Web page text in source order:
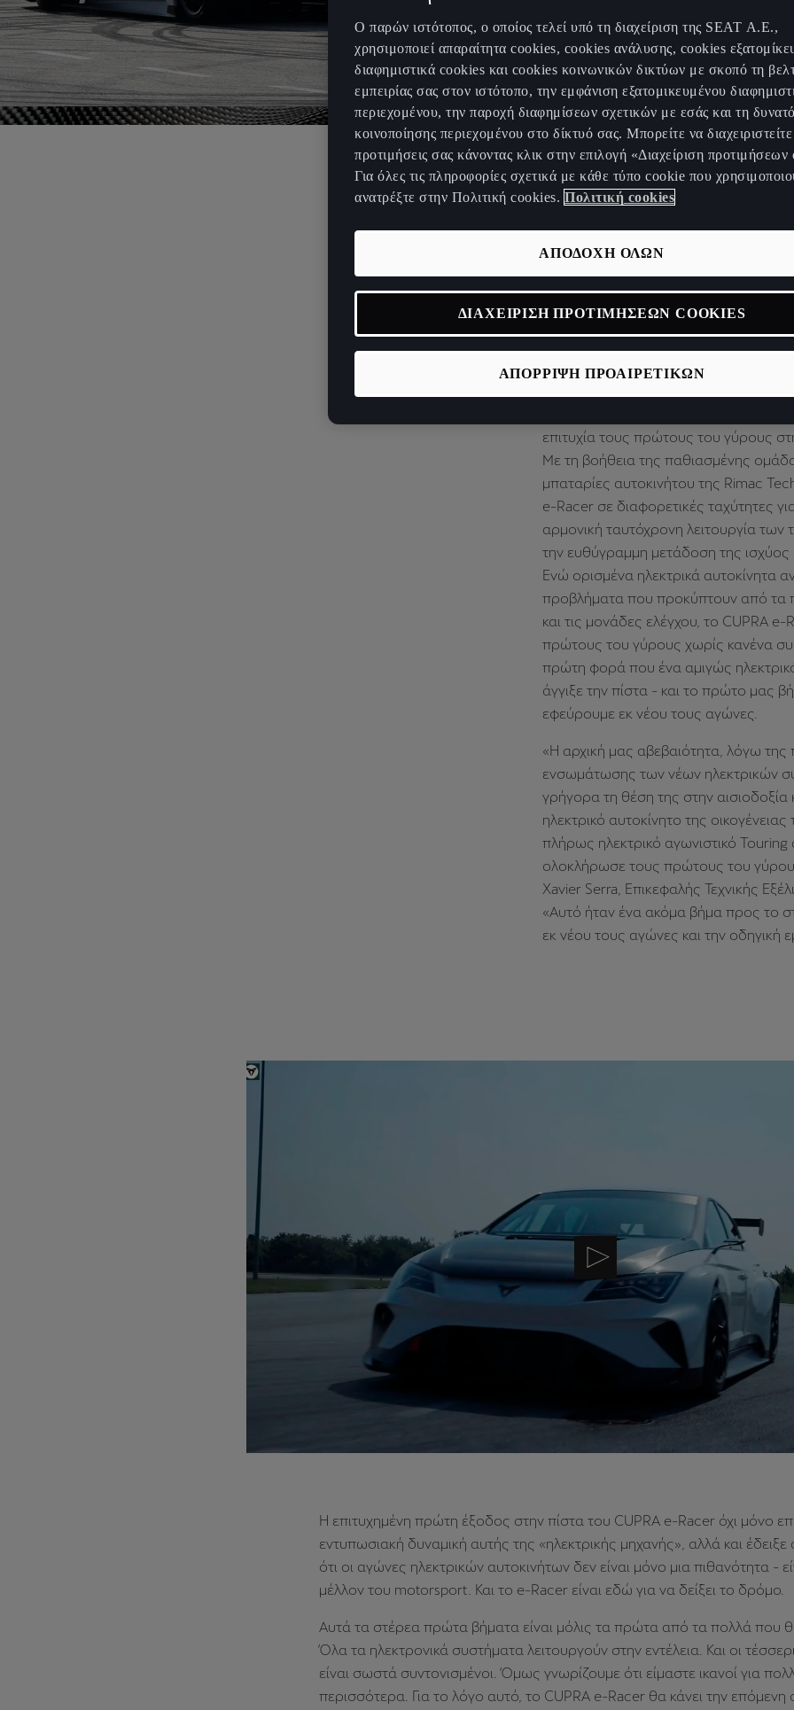
ΒΉΜΑΤΑ
RACER.
Για πολλούς, οι αγώνες είναι
των κινητήρων. Όμως, το μέλλον του
κάνει με το βρυχηθμό των
απόδοση και καινοτομία. Τι θα
κινητήρας του κόσμου ήταν επίσης
CUPRA γνωρίζει ότι η αληθινή
είμαστε έτοιμοι να ανοίξουμε το
κόσμο να κοιτάξει.
Το CUPRA e-Racer, το πρώτο όχημα
τους τεχνικούς κανονισμούς του E-
επιτυχία τους πρώτους του γύρους
Με τη βοήθεια της παθιασμένης
μπαταρίες αυτοκινήτου της Rimac
e-Racer σε διαφορετικές ταχύτητες
αρμονική ταυτόχρονη λειτουργία των
την ευθύγραμμη μετάδοση της
Ενώ ορισμένα ηλεκτρικά αυτοκίνητα
προβλήματα που προκύπτουν από τα
και τις μονάδες ελέγχου, το CUPRA
πρώτους του γύρους χωρίς κανένα
πρώτη φορά που ένα αμιγώς
άγγιξε την πίστα - και το πρώτο μας
εφεύρουμε εκ νέου τους αγώνες.
«Η αρχική μας αβεβαιότητα, λόγω της
ενσωμάτωσης των νέων ηλεκτρικών
γρήγορα τη θέση της στην
ηλεκτρικό αυτοκίνητο της
πλήρως ηλεκτρικό αγωνιστικό Touring
ολοκλήρωσε τους πρώτους του
Xavier Serra, Επικεφαλής Τεχνικής
«Αυτό ήταν ένα ακόμα βήμα προς το
εκ νέου τους αγώνες και την οδηγική
Η επιτυχημένη πρώτη έξοδος στην πίστα του CUPRA e-Racer όχι μόνο
εντυπωσιακή δυναμική αυτής της «ηλεκτρικής μηχανής», αλλά και
ότι οι αγώνες ηλεκτρικών αυτοκινήτων δεν είναι μόνο μια πιθανότητα -
μέλλον του motorsport. Και το e-Racer είναι εδώ για να δείξει το δρόμο.
Αυτά τα στέρεα πρώτα βήματα είναι μόλις τα πρώτα από τα πολλά που
Όλα τα ηλεκτρονικά συστήματα λειτουργούν στην εντέλεια. Και οι
είναι σωστά συντονισμένοι. Όμως γνωρίζουμε ότι είμαστε ικανοί για
περισσότερα. Για το λόγο αυτό, το CUPRA e-Racer θα κάνει την επόμενη
Ο παρών ιστότοπος, ο οποίος τελεί υπό τη διαχείριση της SEAT Α.Ε.,
χρησιμοποιεί απαραίτητα cookies, cookies ανάλυσης, cookies
διαφημιστικά cookies και cookies κοινωνικών δικτύων με σκοπό τη
εμπειρίας σας στον ιστότοπο, την εμφάνιση εξατομικευμένου
περιεχομένου, την παροχή διαφημίσεων σχετικών με εσάς και τη
κοινοποίησης περιεχομένου στο δίκτυό σας. Μπορείτε να διαχειριστείτε
προτιμήσεις σας κάνοντας κλικ στην επιλογή «Διαχείριση
Για όλες τις πληροφορίες σχετικά με κάθε τύπο cookie που
ανατρέξτε στην Πολιτική cookies. Πολιτική cookies
ΑΠΟΡΡΙΨΗ ΠΡΟΑΙΡΕΤΙΚΩΝ
ΑΠΟΔΟΧΗ ΟΛΩΝ
ΔΙΑΧΕΙΡΙΣΗ ΠΡΟΤΙΜΗΣΕΩΝ COOKIES